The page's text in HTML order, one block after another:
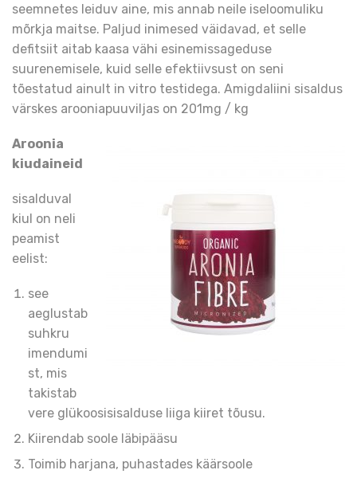
seemnetes leiduv aine, mis annab neile iseloomuliku
mõrkja maitse. Paljud inimesed väidavad, et selle
defitsiit aitab kaasa vähi esinemissageduse
suurenemisele, kuid selle efektiivsust on seni
tõestatud ainult in vitro testidega. Amigdaliini sisaldus
värskes arooniapuuviljas on 201mg / kg
Aroonia
kiudaineid
sisalduval
kiul on neli
peamist
eelist:
see
aeglustab
suhkru
imendumi
st, mis
takistab
vere glükoosisisalduse liiga kiiret tõusu.
Kiirendab soole läbipääsu
Toimib harjana, puhastades käärsoole